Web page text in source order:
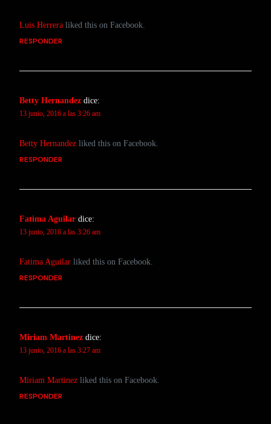
Luis Herrera liked this on Facebook.
RESPONDER
Betty Hernandez dice:
13 junio, 2016 a las 3:26 am
Betty Hernandez liked this on Facebook.
RESPONDER
Fatima Aguilar dice:
13 junio, 2016 a las 3:26 am
Fatima Aguilar liked this on Facebook.
RESPONDER
Miriam Martinez dice:
13 junio, 2016 a las 3:27 am
Miriam Martinez liked this on Facebook.
RESPONDER